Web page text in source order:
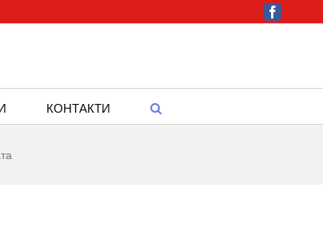
Facebook
КОНТАКТИ